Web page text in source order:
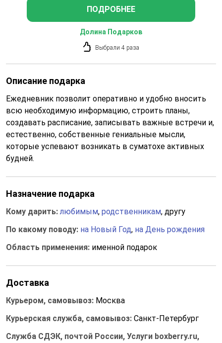
ПОДРОБНЕЕ
Долина Подарков
Выбрали 4 раза
Описание подарка
Ежедневник позволит оперативно и удобно вносить
всю необходимую информацию, строить планы,
создавать расписание, записывать важные встречи и,
естественно, собственные гениальные мысли,
которые успевают возникать в суматохе активных
будней.
Назначение подарка
Кому дарить:любимым, родственникам, другу
По какому поводу: на Новый Год, на День рождения
Область применения: именной подарок
Доставка
Курьером, самовывоз: Москва
Курьерская служба, самовывоз: Санкт-Петербург
Служба СДЭК, почтой России, Услуги boxberry.ru,